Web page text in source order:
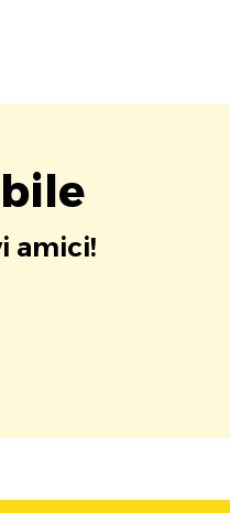
amici!